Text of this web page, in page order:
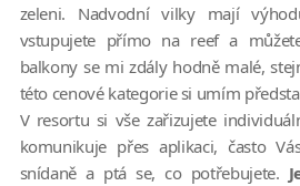
zeleni. Nadvodní vilky mají
vstupujete přímo na reef a
balkony se mi zdály hodně malé,
této cenové kategorie si umím
V resortu si vše zařizujete
komunikuje přes aplikaci, často
snídaně a ptá se, co potřebujete.